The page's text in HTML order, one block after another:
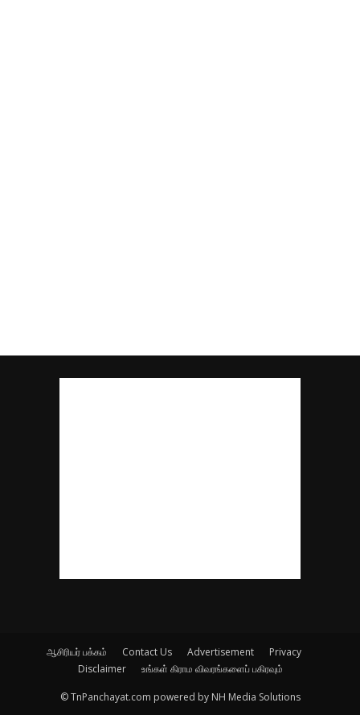
ஆசிரியர் பக்கம் Contact Us Advertisement
Privacy
Disclaimer
உங்கள் கிராம விவரங்களைப் பகிரவும்
© TnPanchayat.com powered by NH Media Solutions